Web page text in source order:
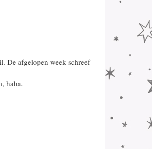
De afgelopen week schreef
haha.